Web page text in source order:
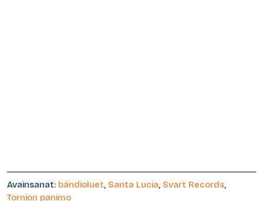
Avainsanat: bändioluet, Santa Lucia, Svart Records,
Tornion panimo